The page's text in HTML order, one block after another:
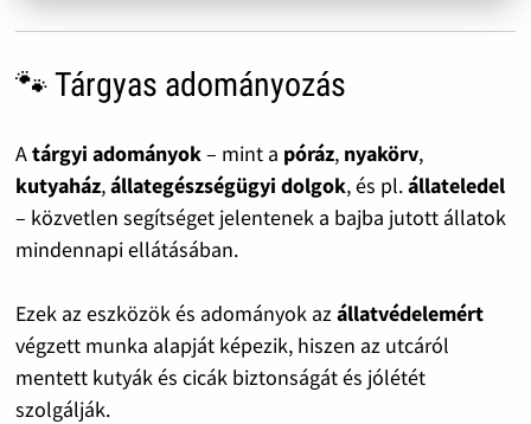
🐾 Tárgyas adományozás
Atárgyi adományok– mint a póráz, nyakörv,
kutyaház,állategészségügyi dolgok, és pl.állateledel
– közvetlen segítséget jelentenek a bajba jutott állatok
mindennapi ellátásában.
Ezek az eszközök és adományok azállatvédelemért
végzett munka alapját képezik, hiszen az utcáról
mentett kutyák és cicák biztonságát és jólétét
szolgálják.